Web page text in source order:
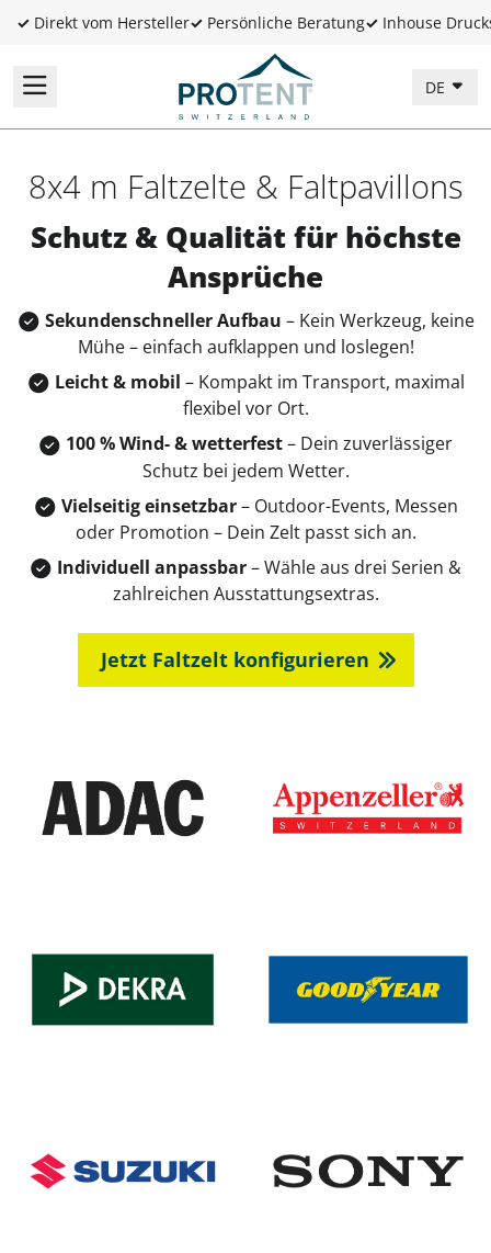
✓ Direkt vom Hersteller✓ Persönliche Beratung✓ Inhouse
DE
8x4 m Faltzelte & Faltpavillons
Schutz & Qualität für höchste
Ansprüche
Sekundenschneller Aufbau – Kein Werkzeug, keine
Mühe – einfach aufklappen und loslegen!
Leicht & mobil – Kompakt im Transport, maximal
flexibel vor Ort.
100 % Wind- & wetterfest– Dein zuverlässiger
Schutz bei jedem Wetter.
Vielseitig einsetzbar– Outdoor-Events, Messen
oder Promotion – Dein Zelt passt sich an.
Individuell anpassbar– Wähle aus drei Serien &
zahlreichen Ausstattungsextras.
Jetzt Faltzelt konfigurieren